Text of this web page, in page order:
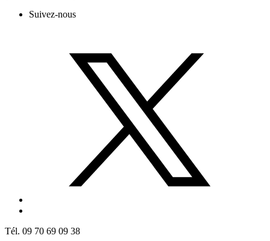
Suivez-nous
Tél. 09 70 69 09 38